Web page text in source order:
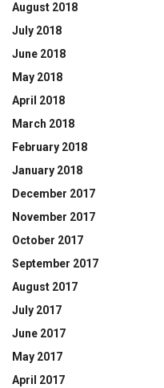
August 2018
July 2018
June 2018
May 2018
April 2018
March 2018
February 2018
January 2018
December 2017
November 2017
October 2017
September 2017
August 2017
July 2017
June 2017
May 2017
April 2017